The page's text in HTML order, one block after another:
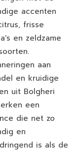
accenten
frisse
en zeldzame
aan
en kruidige
uit Bolgheri
een
die net zo
en
is als de